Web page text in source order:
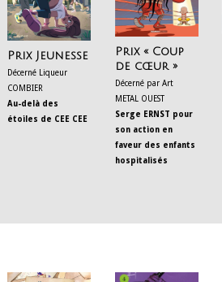
Prix Jeunesse
Décerné Liqueur
COMBIER
Au-delà des
étoiles de CEE CEE
Prix « Coup
de cœur »
Décerné par Art
METAL OUEST
Serge ERNST pour
son action en
faveur des enfants
hospitalisés